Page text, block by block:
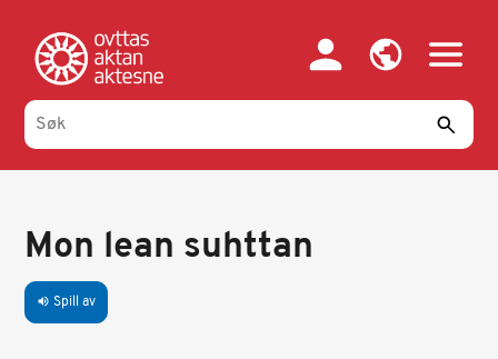
hovedinnhold
Mon lean suhttan
volume_up Spill av